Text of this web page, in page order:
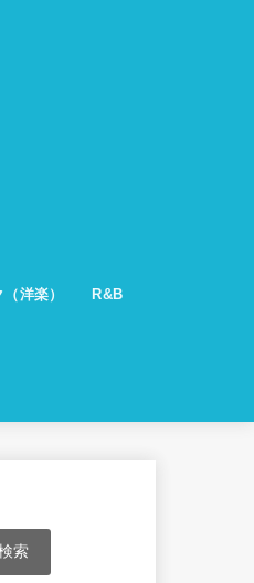
洋楽） R&B
索